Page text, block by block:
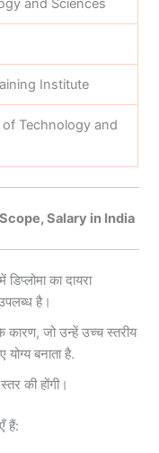
and Sciences
Institute
of Technology and
Salary in India
का दायरा
है।
कारण, जो उन्हें उच्च स्तरीय
बनाता है.
की होंगी।
हैं: